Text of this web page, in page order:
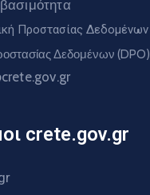
Προστασίας Δεδομένων
Δεδομένων (DPO)
crete.gov.gr